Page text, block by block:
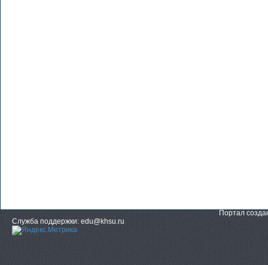
Служба поддержки: edu@khsu.ru
Портал